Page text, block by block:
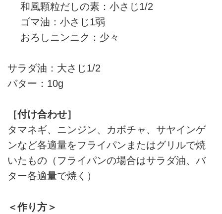
和風顆粒だしの素：小さじ1/2
ゴマ油：小さじ1弱
おろしニンニク：少々
サラダ油：大さじ1/2
バター：10g
［付け合わせ］
タマネギ、ニンジン、カボチャ、サヤインゲ
ンなど各適量をフライパンまたはグリルで焼
いたもの（フライパンの場合はサラダ油、バ
ター各適量で焼く）
＜作り方＞